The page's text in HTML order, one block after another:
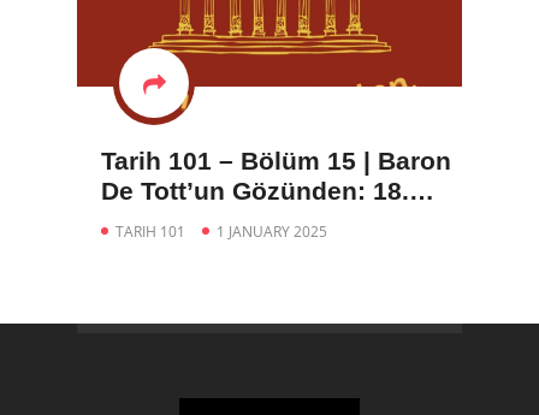
Tarih 101 – Bölüm 15 | Baron
De Tott’un Gözünden: 18.
Yüzyılda İstanbul ve
TARIH 101 1 JANUARY 2025